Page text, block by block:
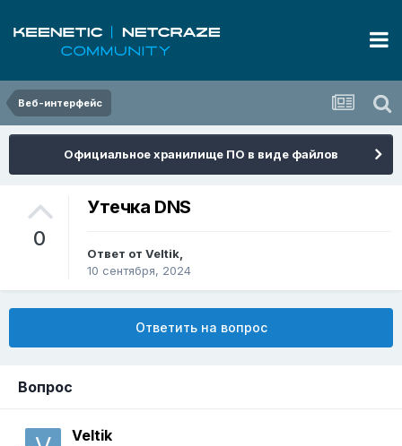
Веб-интерфейс
Официальное хранилище ПО в виде файлов
0
Утечка DNS
Ответ от Veltik,
10 сентября, 2024
Ответить на вопрос
Вопрос
Veltik